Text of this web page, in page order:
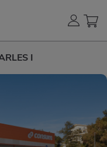
I